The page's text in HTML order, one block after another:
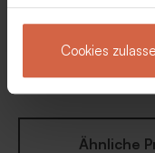
Cookies
Dankeskarte zur
Kommunion mit
Banderole
Ähnliche